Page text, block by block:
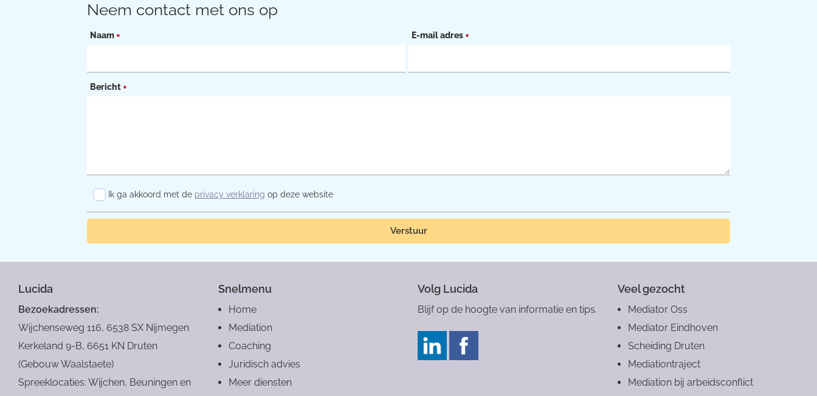
Neem contact met ons op
Naam * E-mail adres *
Bericht *
Ik ga akkoord met de privacy verklaring op deze website
Verstuur
Lucida
Bezoekadressen:
Wijchenseweg 116, 6538 SX Nijmegen
Kerkeland 9-B, 6651 KN Druten
(Gebouw Waalstaete)
Spreeklocaties: Wijchen, Beuningen en
Snelmenu
Home
Mediation
Coaching
Juridisch advies
Meer diensten
Volg Lucida
Blijf op de hoogte van informatie en tips.
Veel gezocht
Mediator Oss
Mediator Eindhoven
Scheiding Druten
Mediationtraject
Mediation bij arbeidsconflict